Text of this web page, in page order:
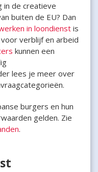
in de creatieve
buiten de EU? Dan
in loondienstis
verblijf en arbeid
kunnen een
lees je meer over
burgers en hun
gelden. Zie
.